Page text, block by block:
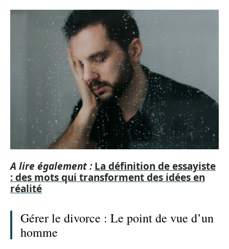
A lire également : La définition de essayiste
: des mots qui transforment des idées en
réalité
Gérer le divorce : Le point de vue d’un
homme